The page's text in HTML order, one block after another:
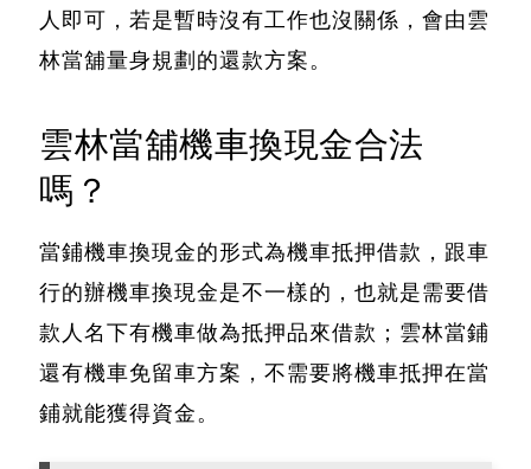
人即可，若是暫時沒有工作也沒關係，會由雲
林當舖量身規劃的還款方案。
雲林當舖機車換現金合法
嗎？
當鋪機車換現金的形式為機車抵押借款，跟車
行的辦機車換現金是不一樣的 ，也就是需要借
款人名下有機車做為抵押品來借款；雲林當鋪
還有機車免留車方案，不需要將機車抵押在當
鋪就能獲得資金。